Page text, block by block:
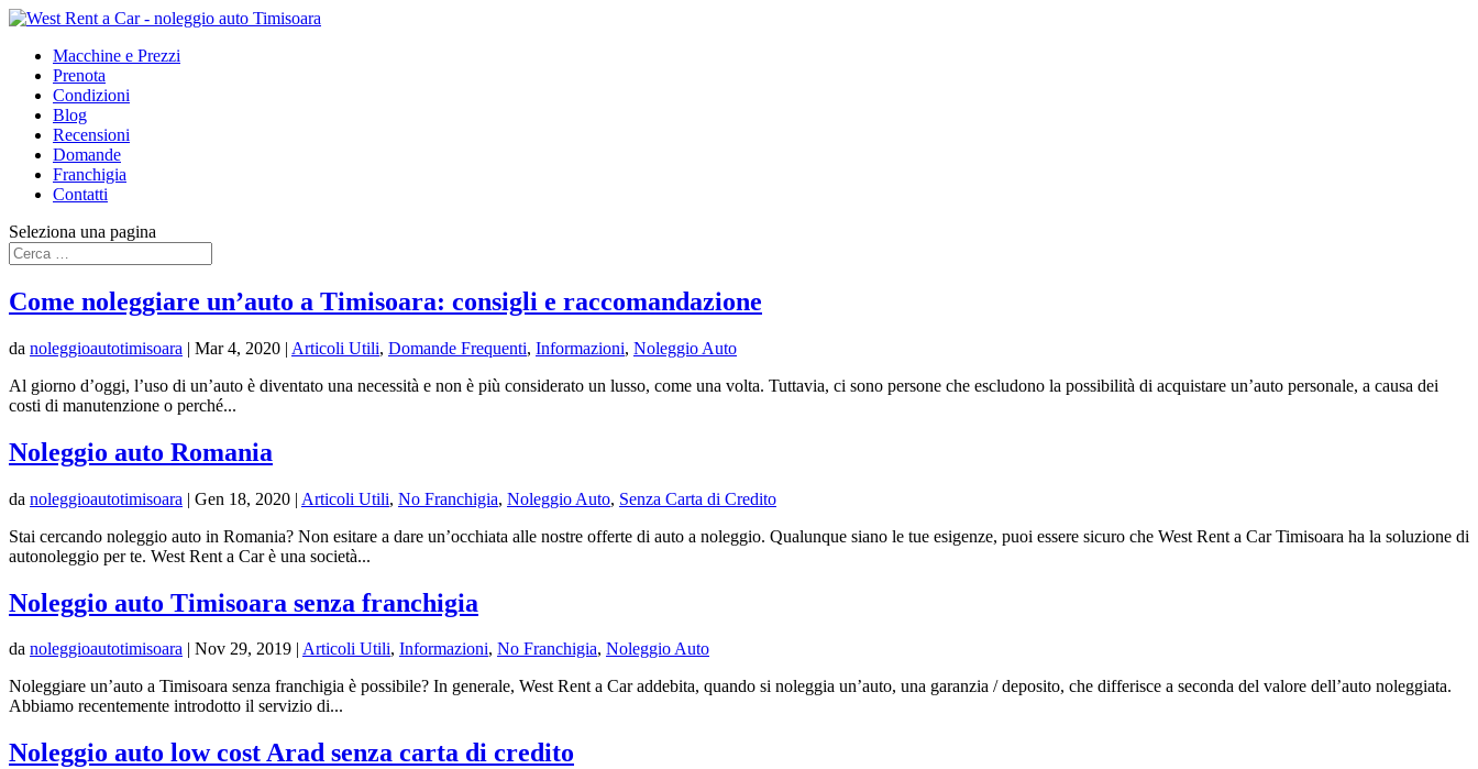
Macchine e Prezzi
Prenota
Condizioni
Blog
Recensioni
Domande
Franchigia
Contatti
Seleziona una pagina
Come noleggiare un’auto a Timisoara: consigli e raccomandazione
da noleggioautotimisoara | Mar 4, 2020 | Articoli Utili, Domande Frequenti, Informazioni, Noleggio Auto
Al giorno d’oggi, l’uso di un’auto è diventato una necessità e non è più considerato un lusso, come una volta. Tuttavia, ci sono persone che escludono la possibilità di acquistare un’auto personale, a causa dei
costi di manutenzione o perché...
Noleggio auto Romania
da noleggioautotimisoara | Gen 18, 2020 | Articoli Utili, No Franchigia, Noleggio Auto, Senza Carta di Credito
Stai cercando noleggio auto in Romania? Non esitare a dare un’occhiata alle nostre offerte di auto a noleggio. Qualunque siano le tue esigenze, puoi essere sicuro che West Rent a Car Timisoara ha la soluzione di
autonoleggio per te. West Rent a Car è una società...
Noleggio auto Timisoara senza franchigia
da noleggioautotimisoara | Nov 29, 2019 | Articoli Utili, Informazioni, No Franchigia, Noleggio Auto
Noleggiare un’auto a Timisoara senza franchigia è possibile? In generale, West Rent a Car addebita, quando si noleggia un’auto, una garanzia / deposito, che differisce a seconda del valore dell’auto noleggiata.
Abbiamo recentemente introdotto il servizio di...
Noleggio auto low cost Arad senza carta di credito